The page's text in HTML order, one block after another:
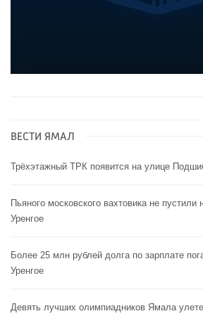
ВЕСТИ ЯМАЛ
Трёхэтажный ТРК появится на улице
Пьяного московского вахтовика не
Уренгое
Более 25 млн рублей долга по зарплате
Уренгое
Девять лучших олимпиадников Ямала